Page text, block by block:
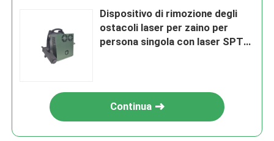
Dispositivo di rimozione degli
ostacoli laser per zaino per
persona singola con laser SPT
Continua